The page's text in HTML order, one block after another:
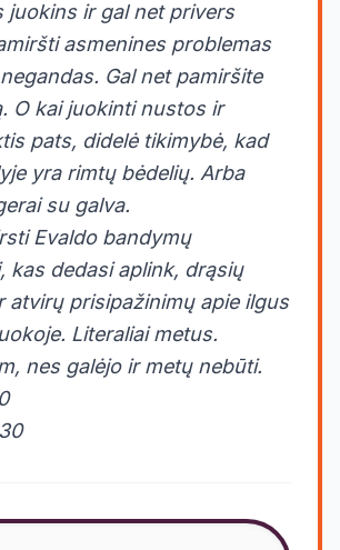
juokins ir gal net privers
asmenines problemas
Gal net pamiršite
O kai juokinti nustos ir
pats, didelė tikimybė, kad
yra rimtų bėdelių. Arba
su galva.
Evaldo bandymų
kas dedasi aplink, drąsių
atvirų prisipažinimų apie ilgus
Literaliai metus.
nes galėjo ir metų nebūti.